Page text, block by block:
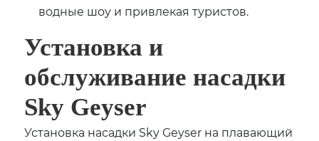
водные шоу и привлекая туристов.
Установка и
обслуживание насадки
Sky Geyser
Установка насадки Sky Geyser на плавающий